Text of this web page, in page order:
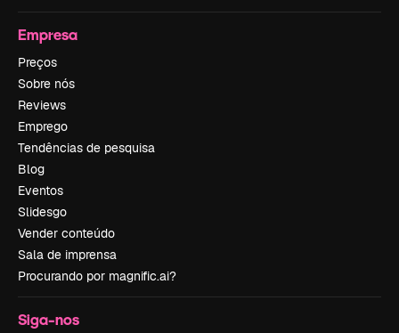
Empresa
Preços
Sobre nós
Reviews
Emprego
Tendências de pesquisa
Blog
Eventos
Slidesgo
Vender conteúdo
Sala de imprensa
Procurando por magnific.ai?
Siga-nos